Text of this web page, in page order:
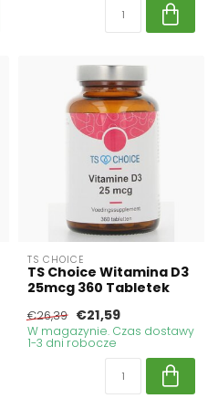
TS CHOICE
TS Choice Witamina D3
25mcg 360 Tabletek
€26,39 €21,59
W magazynie. Czas dostawy
1-3 dni robocze